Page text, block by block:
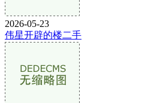
2026-05-23
伟星开辟的楼二手